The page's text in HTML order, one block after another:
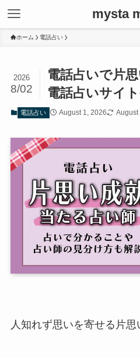
mysta
ホーム 電話占い
電話占いで片
電話占いサイ
2026
8/02
電話占い August 1, 2026 August
人知れず思いを寄せる片思